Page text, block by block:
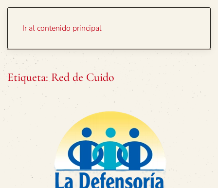
Ir al contenido principal
Etiqueta: Red de Cuido